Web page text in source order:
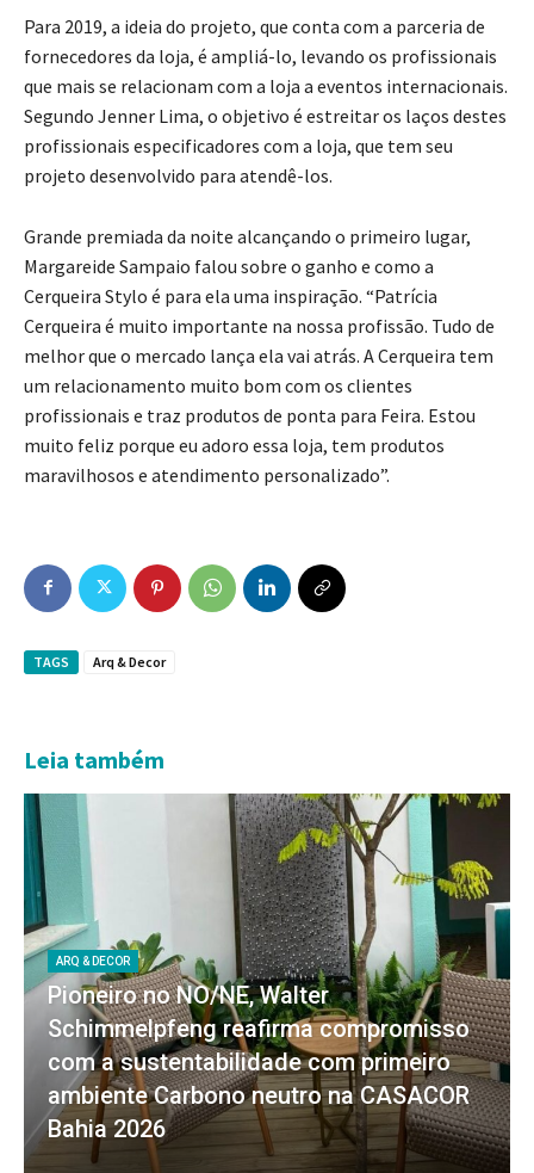
Para 2019, a ideia do projeto, que conta com a parceria de
fornecedores da loja, é ampliá-lo, levando os profissionais
que mais se relacionam com a loja a eventos internacionais.
Segundo Jenner Lima, o objetivo é estreitar os laços destes
profissionais especificadores com a loja, que tem seu
projeto desenvolvido para atendê-los.
Grande premiada da noite alcançando o primeiro lugar,
Margareide Sampaio falou sobre o ganho e como a
Cerqueira Stylo é para ela uma inspiração. “Patrícia
Cerqueira é muito importante na nossa profissão. Tudo de
melhor que o mercado lança ela vai atrás. A Cerqueira tem
um relacionamento muito bom com os clientes
profissionais e traz produtos de ponta para Feira. Estou
muito feliz porque eu adoro essa loja, tem produtos
maravilhosos e atendimento personalizado”.
TAGS Arq & Decor
Leia também
ARQ & DECOR
Pioneiro no NO/NE, Walter
Schimmelpfeng reafirma compromisso
com a sustentabilidade com primeiro
ambiente Carbono neutro na CASACOR
Bahia 2026